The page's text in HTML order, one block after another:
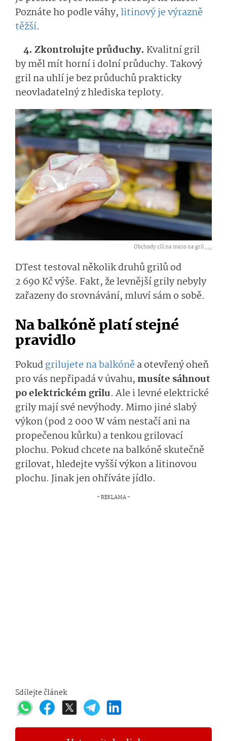
Poznáte ho podle váhy, litinový je výrazně
těžší.
4. Zkontrolujte průduchy. Kvalitní gril
by měl mít horní i dolní průduchy. Takový
gril na uhlí je bez průduchů prakticky
neovladatelný z hlediska teploty.
Obchody cílí na maso na gril ,...
DTest testoval několik druhů grilů od
2 690 Kč výše. Fakt, že levnější grily nebyly
zařazeny do srovnávání, mluví sám o sobě.
Na balkóně platí stejné
pravidlo
Pokudgrilujete na balkóněa otevřený oheň
pro vás nepřipadá v úvahu, musíte sáhnout
po elektrickém grilu. Ale i levné elektrické
grily mají své nevýhody. Mimo jiné slabý
výkon (pod 2 000 W vám nestačí ani na
propečenou kůrku) a tenkou grilovací
plochu. Pokud chcete na balkóně skutečně
grilovat, hledejte vyšší výkon a litinovou
plochu. Jinak jen ohříváte jídlo.
Sdílejte článek